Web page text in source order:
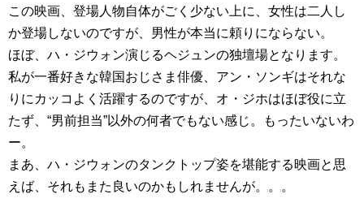
この映画、登場人物自体がごく少ない上に、女性は二人し
か登場しないのですが、男性が本当に頼りにならない。
ほぼ、ハ・ジウォン演じるヘジュンの独壇場となります。
私が一番好きな韓国おじさま俳優、アン・ソンギはそれな
りにカッコよく活躍するのですが、オ・ジホはほぼ役に立
たず、“男前担当”以外の何者でもない感じ。もったいないわ
ー。
まあ、ハ・ジウォンのタンクトップ姿を堪能する映画と思
えば、それもまた良いのかもしれませんが。。。